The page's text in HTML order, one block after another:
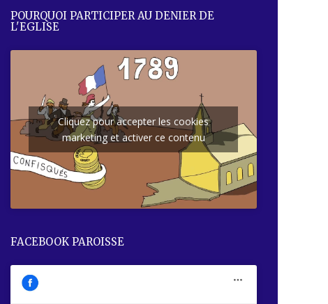
POURQUOI PARTICIPER AU DENIER DE
L'EGLISE
Cliquez pour accepter les cookies
marketing et activer ce contenu
FACEBOOK PAROISSE